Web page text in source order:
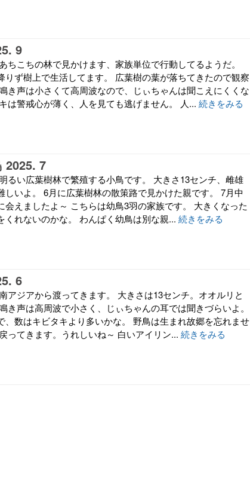
9
ちこちの林で見かけます、家族単位で行動してるようだ。
りず樹上で生活してます。 広葉樹の葉が落ちてきたので観察
き声は小さくて高周波なので、じぃちゃんは聞こえにくくな
は警戒心が薄く、人を見ても逃げません。 人... 続きをみる
2025. 7
るい広葉樹林で繁殖する小鳥です。 大きさ13センチ、雌雄
しいよ。 6月に広葉樹林の散策路で見かけた親です。 7月中
会えましたよ～ こちらは幼鳥3羽の家族です。 大きくなった
くれないのかな。 わんぱく幼鳥は別な親... 続きをみる
6
アジアから渡ってきます。 大きさは13センチ。オオルリと
き声は高周波で小さく、じぃちゃんの耳では聞きづらいよ。
、数はキビタキより多いかな。 野鳥は生まれ故郷を忘れませ
ってきます。うれしいね～ 白いアイリン... 続きをみる